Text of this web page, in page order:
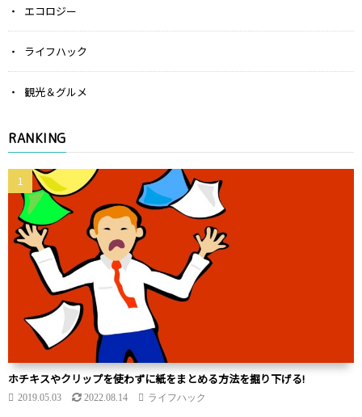
エコロジー
ライフハック
観光＆グルメ
RANKING
ホチキスやクリップを使わずに紙をまとめる方法を掘り下げる!
2019.05.03 2022.08.14 ライフハック